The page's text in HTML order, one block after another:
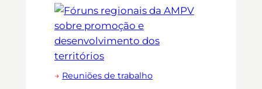
→ Reuniões de trabalho